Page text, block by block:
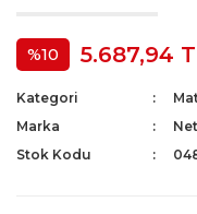
%10 5.687,94
Kategori
Marka
Stok Kodu